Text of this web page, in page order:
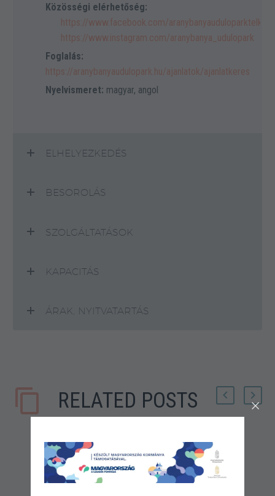
Közösségi elérhetőség:
https://www.facebook.com/
https://www.instagram.com/aranybanya_udulopark
Foglalás:
https://aranybanyaudulopark.hu/ajanlatok/ajanlatkeres
Nyelvismeret: magyar, angol
ELHELYEZKEDÉS
BESOROLÁS
SZOLGÁLTATÁSOK
KAPACITÁS
ÁRAK, NYITVATARTÁS
RELATED POSTS
Megyer Ifjúsági tábor